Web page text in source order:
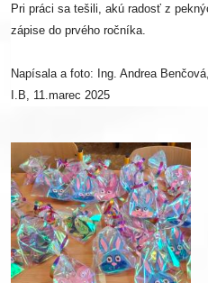
Pri práci sa tešili, akú radosť z
zápise do prvého ročníka.
Napísala a foto: Ing. Andrea
I.B, 11.marec 2025